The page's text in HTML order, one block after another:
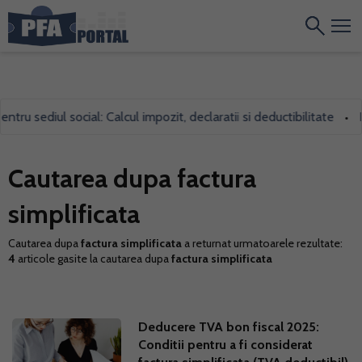
sediul social: Calcul impozit, declaratii si deductibilitate •
Cautarea dupa factura
simplificata
Cautarea dupafactura simplificata a returnat urmatoarele rezultate:
4 articole gasite la cautarea dupafactura simplificata
Deducere TVA bon fiscal 2025:
Conditii pentru a fi considerat